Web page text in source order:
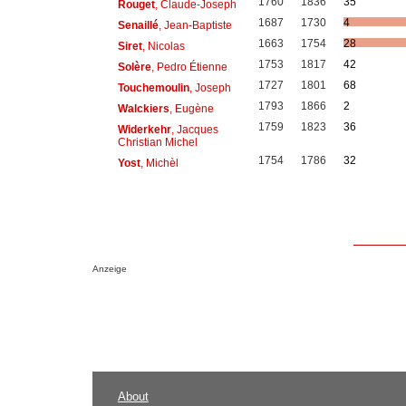
Rouget, Claude-Joseph
Senaillé, Jean-Baptiste 1687 1730
4
Siret, Nicolas 1663 1754
28
Solère, Pedro Étienne 1753 1817
42
Touchemoulin, Joseph 1727 1801
68
Walckiers , Eugène 1793 1866
2
Widerkehr, Jacques
Christian Michel
1759 1823 36
Yost, Michèl 1754 1786 32
Anzeige
About